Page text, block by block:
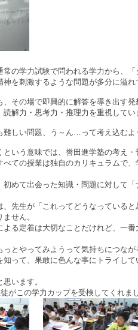
常の学力試験で問われる学力から、
を刺激するような問題が多分に溢れ
、その場で即興的に解答を導き出す
解力・思考力・推理力を重視してい
難しい問題、う～ん…って考え込むよ
という意味では、誉田進学塾の考え
べての授業は独自のカリキュラムで
初めて出会った知識・問題に対して
先生が「これってどうなっていると
せん。
よる定着は大切なことだけれど、一
っとやってみようって気持ちにつなが
知って、果敢に色んな事にトライし
います。
がこの学力カップを受検してくれまし